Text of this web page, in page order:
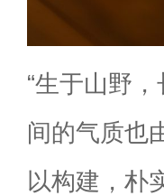
“生于山野
间的气质也
以构建，朴